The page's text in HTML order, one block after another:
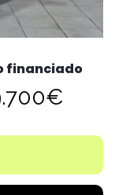
financiado